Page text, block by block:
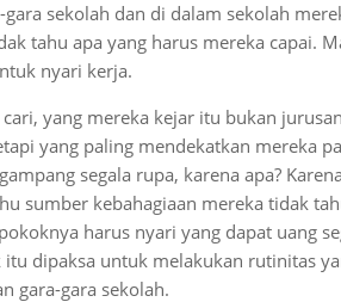
sekolah dan di dalam sekolah
tahu apa yang harus mereka capai.
nyari kerja.
yang mereka kejar itu bukan
yang paling mendekatkan mereka
segala rupa, karena apa?
sumber kebahagiaan mereka tidak
harus nyari yang dapat uang
dipaksa untuk melakukan rutinitas
gara-gara sekolah.